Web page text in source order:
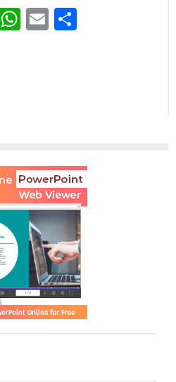
WhatsApp
Email